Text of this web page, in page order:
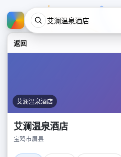
返回
艾澜温泉酒店
艾澜温泉酒店
宝鸡市眉县